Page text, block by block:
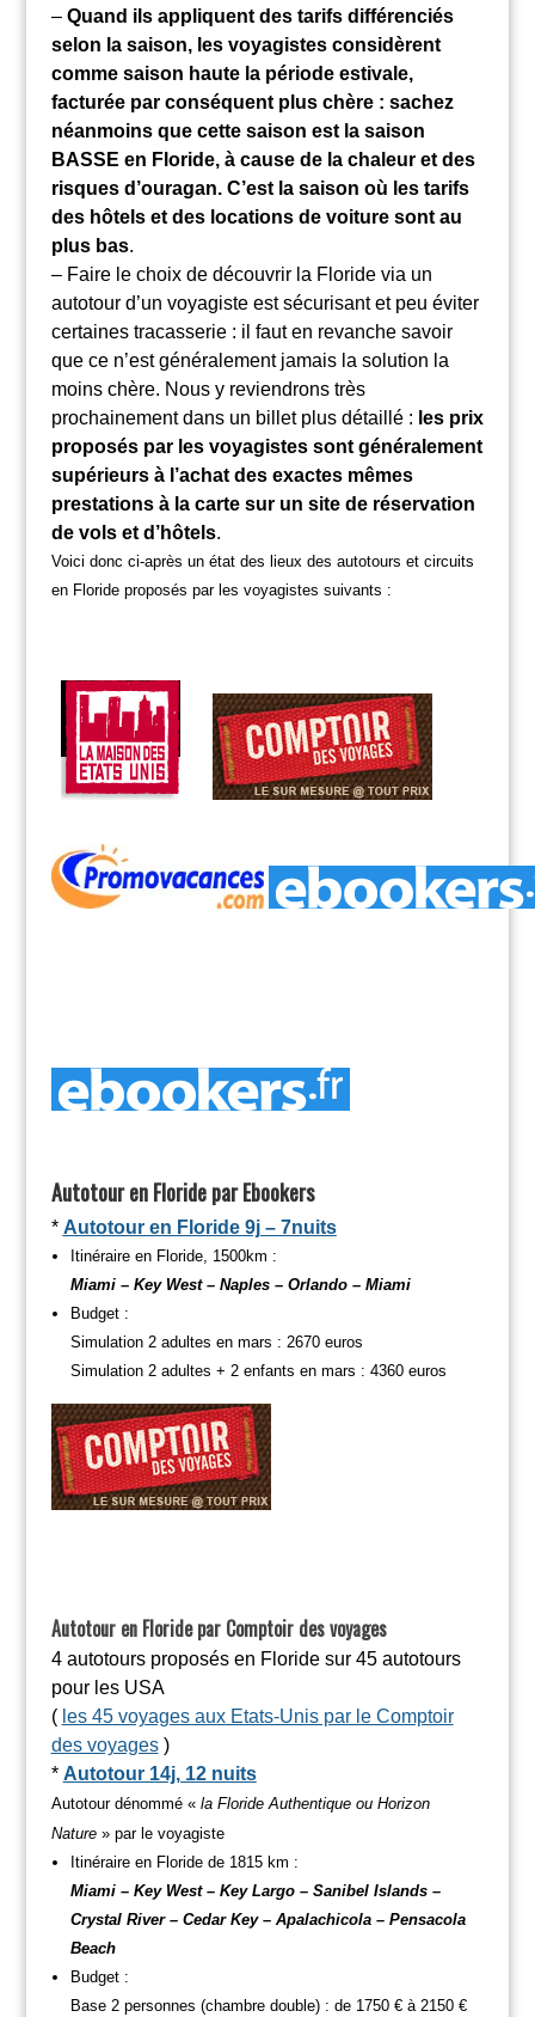
– Quand ils appliquent des tarifs différenciés
selon la saison, les voyagistes considèrent
comme saison haute la période estivale,
facturée par conséquent plus chère : sachez
néanmoins que cette saison est la saison
BASSE en Floride, à cause de la chaleur et des
risques d’ouragan. C’est la saison où les tarifs
des hôtels et des locations de voiture sont au
plus bas.
– Faire le choix de découvrir la Floride via un
autotour d’un voyagiste est sécurisant et peu éviter
certaines tracasserie : il faut en revanche savoir
que ce n’est généralement jamais la solution la
moins chère. Nous y reviendrons très
prochainement dans un billet plus détaillé : les prix
proposés par les voyagistes sont généralement
supérieurs à l’achat des exactes mêmes
prestations à la carte sur un site de réservation
de vols et d’hôtels.
Voici donc ci-après un état des lieux des autotours et circuits
en Floride proposés par les voyagistes suivants :
Autotour en Floride par Ebookers
* Autotour en Floride 9j – 7nuits
Itinéraire en Floride, 1500km :
Miami – Key West – Naples – Orlando – Miami
Budget :
Simulation 2 adultes en mars : 2670 euros
Simulation 2 adultes + 2 enfants en mars : 4360 euros
Autotour en Floride par Comptoir des voyages
4 autotours proposés en Floride sur 45 autotours
pour les USA
( les 45 voyages aux Etats-Unis par le Comptoir
des voyages)
* Autotour 14j, 12 nuits
Autotour dénommé « la Floride Authentique ou Horizon
Nature» par le voyagiste
Itinéraire en Floride de 1815 km :
Miami – Key West – Key Largo – Sanibel Islands –
Crystal River – Cedar Key – Apalachicola – Pensacola
Beach
Budget :
Base 2 personnes (chambre double) : de 1750 € à 2150 €